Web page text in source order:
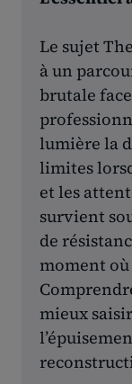
Le sujet
à un
brutale
lumière la
limites
et les
survient
de
moment où
mieux